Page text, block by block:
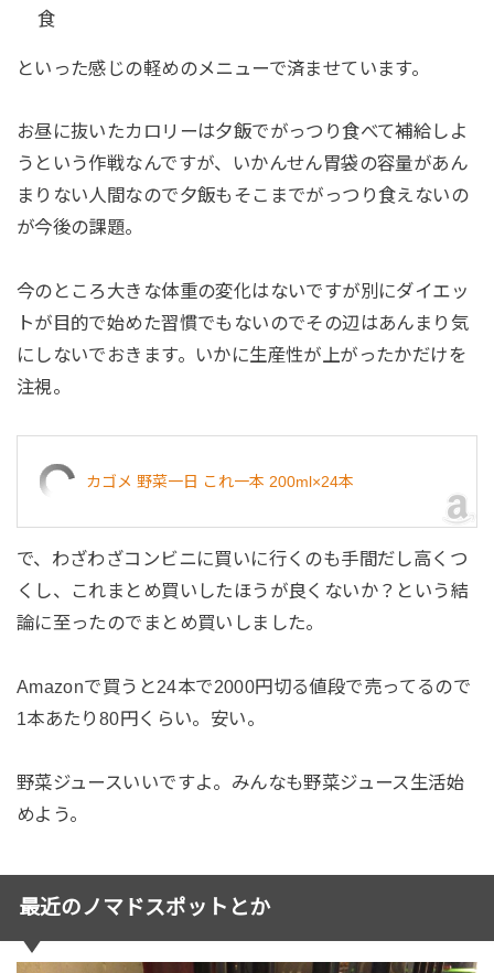
食
といった感じの軽めのメニューで済ませています。
お昼に抜いたカロリーは夕飯でがっつり食べて補給しよ
うという作戦なんですが、いかんせん胃袋の容量があん
まりない人間なので夕飯もそこまでがっつり食えないの
が今後の課題。
今のところ大きな体重の変化はないですが別にダイエッ
トが目的で始めた習慣でもないのでその辺はあんまり気
にしないでおきます。いかに生産性が上がったかだけを
注視。
カゴメ 野菜一日 これ一本 200ml×24本
で、わざわざコンビニに買いに行くのも手間だし高くつ
くし、これまとめ買いしたほうが良くないか？という結
論に至ったのでまとめ買いしました。
Amazonで買うと24本で2000円切る値段で売ってるので
1本あたり80円くらい。安い。
野菜ジュースいいですよ。みんなも野菜ジュース生活始
めよう。
最近のノマドスポットとか